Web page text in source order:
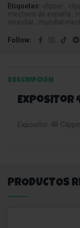
Etiquetas: clipper ,
mechero de españa ,
mundial , mundial
Follow
DESCRIPCIÓN
Expositor
Expositor 48
PRODUCTOS